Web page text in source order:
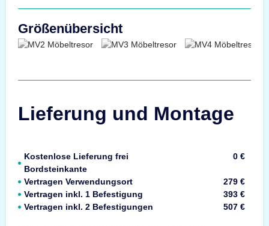
Größenübersicht
Lieferung und Montage
Kostenlose Lieferung frei
Bordsteinkante
0 €
Vertragen Verwendungsort
279 €
Vertragen inkl. 1 Befestigung
393 €
Vertragen inkl. 2 Befestigungen
507 €